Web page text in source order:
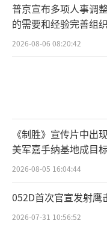
普京宣布多项人事调
的需要和经验完善组
2026-08-06 08:20:42
《制胜》宣传片中出
美军嘉手纳基地成目
2026-08-05 16:04:44
052D首次官宣发射鹰
2026-07-31 10:56:52